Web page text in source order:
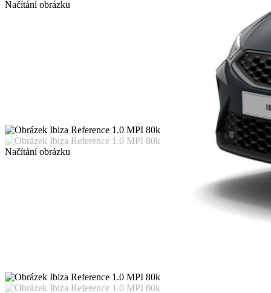
Načítání obrázku
Načítání obrázku